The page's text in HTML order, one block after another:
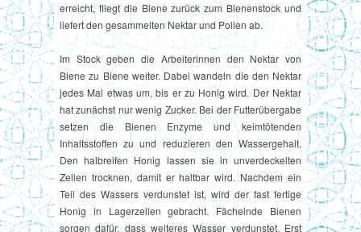
erreicht, fliegt die Biene zurück zum Bienenstock und
liefert den gesammelten Nektar und Pollen ab.
Im Stock geben die Arbeiterinnen den Nektar von
Biene zu Biene weiter. Dabei wandeln die den Nektar
jedes Mal etwas um, bis er zu Honig wird. Der Nektar
hat zunächst nur wenig Zucker. Bei der Futterübergabe
setzen die Bienen Enzyme und keimtötenden
Inhaltsstoffen zu und reduzieren den Wassergehalt.
Den halbreifen Honig lassen sie in unverdeckelten
Zellen trocknen, damit er haltbar wird. Nachdem ein
Teil des Wassers verdunstet ist, wird der fast fertige
Honig in Lagerzellen gebracht. Fächelnde Bienen
sorgen dafür, dass weiteres Wasser verdunstet. Erst